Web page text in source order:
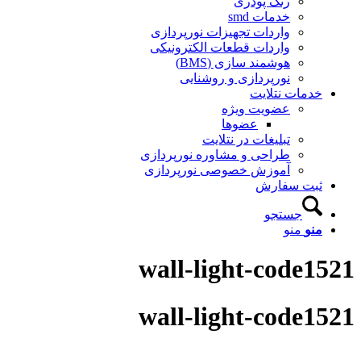
خدمات smd
واردات تجهیزات نورپردازی
واردات قطعات الکترونیکی
هوشمند سازی (BMS)
نورپردازی و روشنایی
خدمات نتلایت
عضویت ویژه
عضوها
تبلیغات در نتلایت
طراحی و مشاوره نورپردازی
آموزش خصوصی نورپردازی
ثبت سفارش
جستجو
منو منو
wall-light-code1521
wall-light-code1521